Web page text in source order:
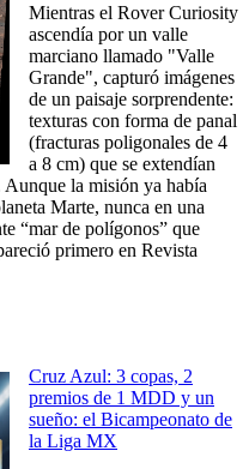
Mientras el Rover Curiosity
ascendía por un valle
marciano llamado "Valle
Grande", capturó imágenes
de un paisaje sorprendente:
texturas con forma de panal
(fracturas poligonales de 4
a 8 cm) que se extendían
Aunque la misión ya había
Marte, nunca en una
“mar de polígonos” que
primero en Revista
Cruz Azul: 3 copas, 2
premios de 1 MDD y un
sueño: el Bicampeonato de
la Liga MX